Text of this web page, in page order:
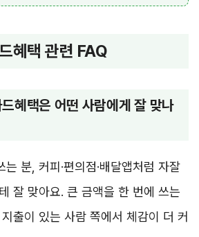
혜택 관련 FAQ
혜택은 어떤 사람에게 잘 맞나
분, 커피·편의점·배달앱처럼 자잘
잘 맞아요. 큰 금액을 한 번에 쓰는
출이 있는 사람 쪽에서 체감이 더 커